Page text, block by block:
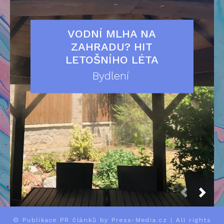
VODNÍ MLHA NA
ZAHRADU? HIT
LETOŠNÍHO LÉTA
Bydlení
© Publikace PR článků by Press-Media.cz | All rights